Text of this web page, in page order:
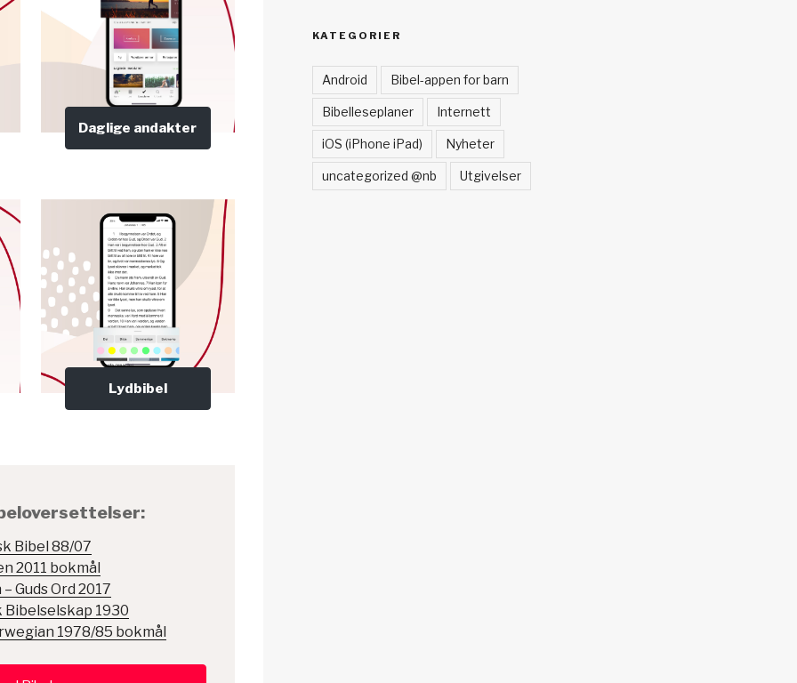
Daglige andakter
Lydbibel
Bibel 88/07
2011 bokmål
Guds Ord 2017
Bibelselskap 1930
1978/85 bokmål
KATEGORIER
Android Bibel-appen for barn
Bibelleseplaner Internett
iOS (iPhone iPad) Nyheter
uncategorized @nb Utgivelser